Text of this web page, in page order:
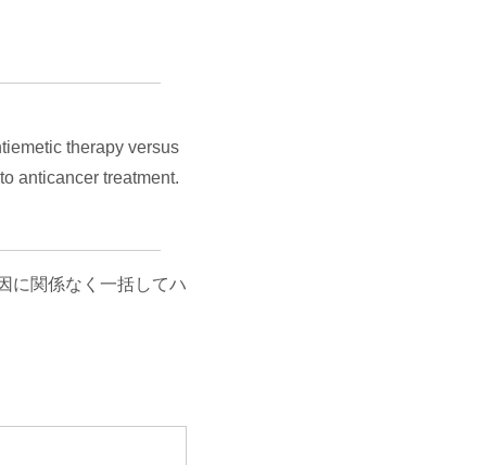
therapy versus
anticancer treatment.
に関係なく一括してハ